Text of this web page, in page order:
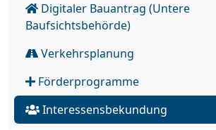
Digitaler Bauantrag (Untere
Baufsichtsbehörde)
Verkehrsplanung
Förderprogramme
Interessensbekundung